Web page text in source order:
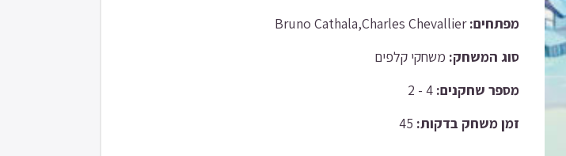
מפתחים:Bruno Cathala,Charles Chevallier
סוג המשחק: משחקי קלפים
מספר שחקנים:
זמן משחק בדקות: